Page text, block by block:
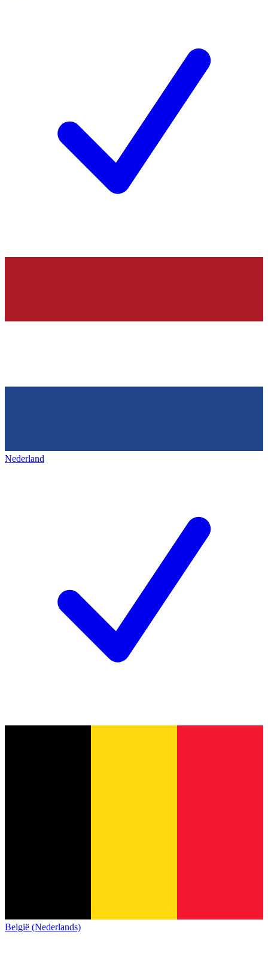
Nederland
België (Nederlands)